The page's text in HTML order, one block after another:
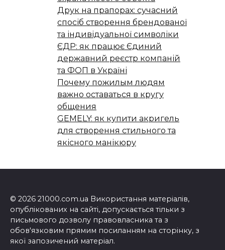
Друк на прапорах: сучасний
спосіб створення брендованої
та індивідуальної символіки
ЄДР: як працює Єдиний
державний реєстр компаній
та ФОП в Україні
Почему пожилым людям
важно оставаться в кругу
общения
GEMELY: як купити акригель
для створення стильного та
якісного манікюру
© 2026 21000.com.ua Використання матеріалів,
опублікованих на сайті, допускається тільки з
письмового дозволу правовласника та з
обов'язковим прямим посиланням на сторінку, з
якої запозичений матеріал.